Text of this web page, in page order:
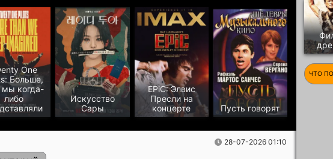
One
Больше,
мы когда-
либо
Искусство
Сары
EPiC: Элвис
Пресли на
концерте
Пусть говорят
28-07-2026 01:10
ЧТО